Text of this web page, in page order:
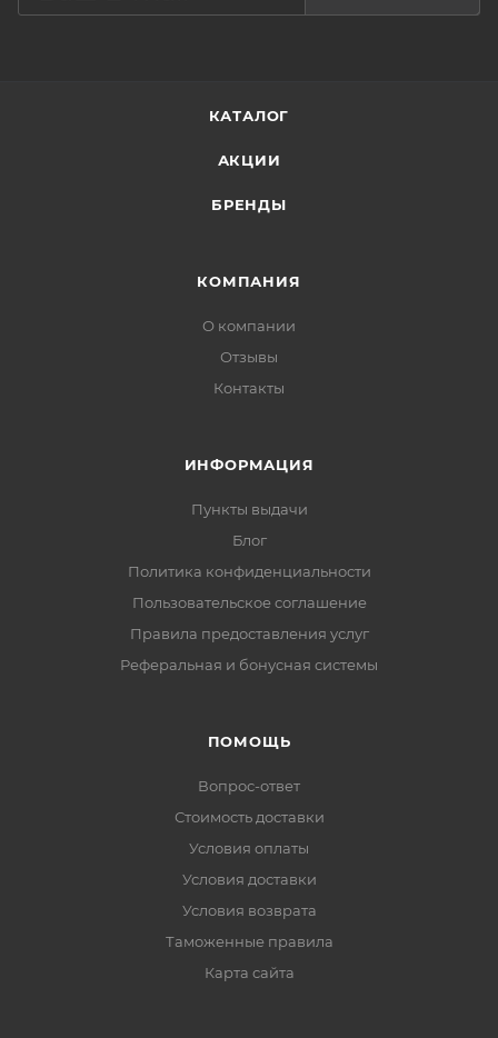
завершающего этапа ухода.
КАТАЛОГ
АКЦИИ
БРЕНДЫ
КОМПАНИЯ
О компании
Отзывы
Контакты
ИНФОРМАЦИЯ
Пункты выдачи
Блог
Политика конфиденциальности
Пользовательское соглашение
Правила предоставления услуг
Реферальная и бонусная системы
ПОМОЩЬ
Вопрос-ответ
Стоимость доставки
Условия оплаты
Условия доставки
Условия возврата
Таможенные правила
Карта сайта